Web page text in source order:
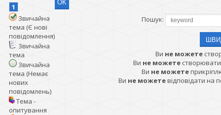
1
Звичайна
тема (Є нові
повідомлення)
Звичайна
тема
Звичайна
тема (Немає
нових
повідомлень)
Тема -
опитування
Пошук:
Ви не можете
Ви не можете
Ви не можете
Ви не можетевідповідати на